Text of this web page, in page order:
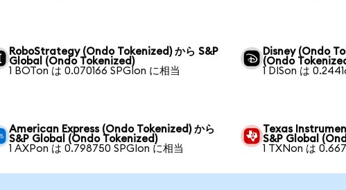
RoboStrategy (Ondo Tokenized) から S&P
Global (Ondo Tokenized)
1 BOTon は 0.070166 SPGIon に相当
Disney (Ondo
(Ondo
1 DISon は
American Express (Ondo Tokenized) から
S&P Global (Ondo Tokenized)
1 AXPon は 0.798750 SPGIon に相当
Texas
S&P Global
1 TXNon は